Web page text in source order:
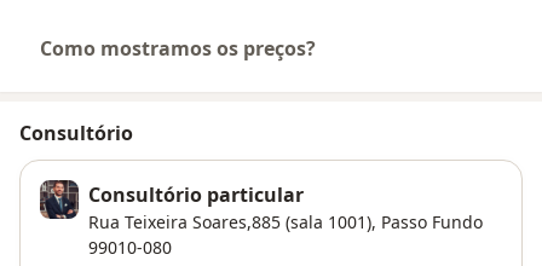
Como mostramos os preços?
Consultório
Consultório particular
Rua Teixeira Soares,885 (sala 1001), Passo Fundo
99010-080